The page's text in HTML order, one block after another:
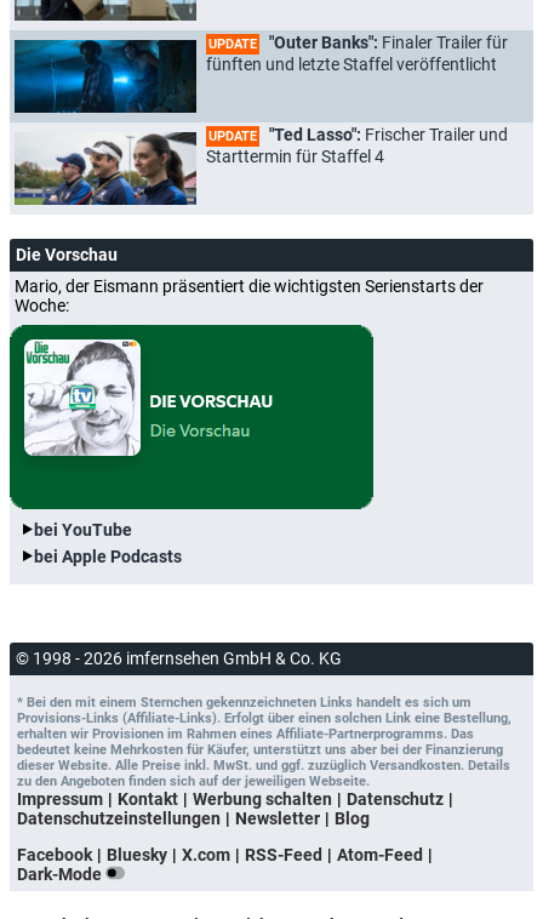
UPDATE "Outer Banks": Finaler Trailer für
fünften und letzte Staffel veröffentlicht
UPDATE "Ted Lasso": Frischer Trailer und
Starttermin für Staffel 4
Die Vorschau
Mario, der Eismann präsentiert die wichtigsten Serienstarts der
Woche:
bei YouTube
bei Apple Podcasts
© 1998 - 2026 imfernsehen GmbH & Co. KG
* Bei den mit einem Sternchen gekennzeichneten Links handelt es sich um
Provisions-Links (Affiliate-Links). Erfolgt über einen solchen Link eine Bestellung,
erhalten wir Provisionen im Rahmen eines Affiliate-Partnerprogramms. Das
bedeutet keine Mehrkosten für Käufer, unterstützt uns aber bei der Finanzierung
dieser Website. Alle Preise inkl. MwSt. und ggf. zuzüglich Versandkosten. Details
zu den Angeboten finden sich auf der jeweiligen Webseite.
Impressum Kontakt Werbung schalten
Datenschutz
Datenschutzeinstellungen
Newsletter
Blog
Facebook
Bluesky X.com RSS-Feed
Atom-Feed
Dark-Mode